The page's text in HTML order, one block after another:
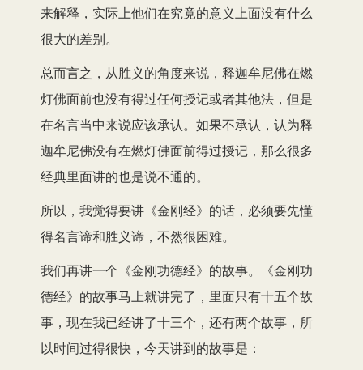
来解释，实际上他们在究竟的意义上面没有什么
很大的差别。
总而言之，从胜义的角度来说，释迦牟尼佛在燃
灯佛面前也没有得过任何授记或者其他法，但是
在名言当中来说应该承认。如果不承认，认为释
迦牟尼佛没有在燃灯佛面前得过授记，那么很多
经典里面讲的也是说不通的。
所以，我觉得要讲《金刚经》的话，必须要先懂
得名言谛和胜义谛，不然很困难。
我们再讲一个《金刚功德经》的故事。《金刚功
德经》的故事马上就讲完了，里面只有十五个故
事，现在我已经讲了十三个，还有两个故事，所
以时间过得很快，今天讲到的故事是：